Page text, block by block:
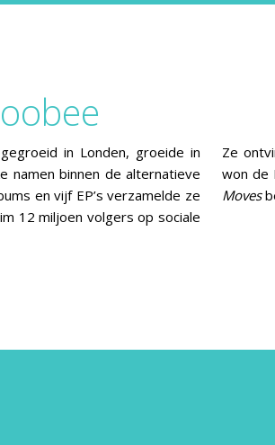
in Londen, groeide in
binnen de alternatieve
en vijf EP’s verzamelde ze
12 miljoen volgers op sociale
Ze
won de
Moves